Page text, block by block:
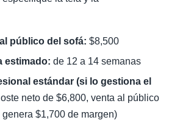
público del sofá: $8,500
estimado: de 12 a 14 semanas
estándar (si lo gestiona el
neto de $6,800, venta al público
$1,700 de margen)